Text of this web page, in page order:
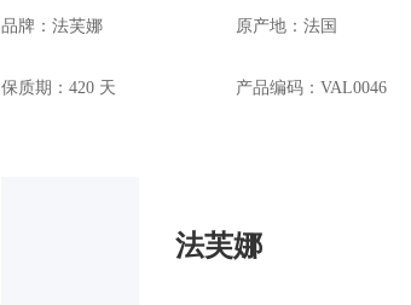
品牌：法芙娜 原产地：法国
保质期：420 天 产品编码：VAL0046
法芙娜